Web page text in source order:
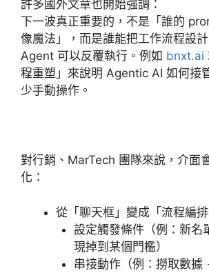
許多國外文章也開始強調：
下一波真正重要的，不是「誰的
像魔法」，而是誰能把工作流程設
Agent 可以反覆執行。例如 bnxt.ai
程重塑」來說明 Agentic AI 如何接
少手動操作。
對行銷、MarTech 團隊來說，介面
化：
從「聊天框」變成「流程編排
設定觸發條件（例：新名
現掉到某個門檻）
串接動作（例：撈取數